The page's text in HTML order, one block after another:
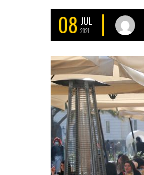
08 JUL
2021